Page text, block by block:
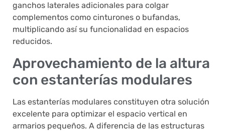
ganchos laterales adicionales para colgar
complementos como cinturones o bufandas,
multiplicando así su funcionalidad en espacios
reducidos.
Aprovechamiento de la altura
con estanterías modulares
Las estanterías modulares constituyen otra solución
excelente para optimizar el espacio vertical en
armarios pequeños. A diferencia de las estructuras